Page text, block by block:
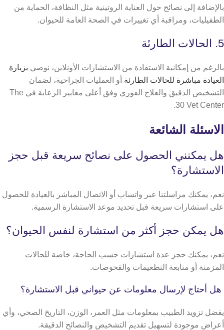
بالإضافة إلى نصائح حول العناية الروتينية مثل النظافة، الحماية من
الطفيليات، ومراقبة أي تغييرات في الصحة العامة للحيوان.
5. الحالات الطارئة
بالرغم من إمكانية الاستفادة من الاستشارات الأونلاين، نوصي بزيارة
العيادة مباشرة للحالات الطارئة أو العمليات الجراحية، لضمان
التشخيص الدقيق والعلاج الفوري وفق أعلى معايير الرعاية في The
30 Vet Center.
الاسئلة الشائعة
هل يمكنني الحصول على نصائح سريعة قبل حجز
الاستشارة؟
نعم، يمكنك مراسلتنا عبر واتساب أو الاتصال المباشر بالعيادة للحصول
على استشارات سريعة قبل تحديد موعد الاستشارة الرسمية.
هل يمكن حجز أكثر من استشارة لنفس الحيوان؟
نعم، يمكنك حجز عدة استشارات حسب الحاجة، خاصة للحالات
المزمنة أو متابعة التطعيمات والفحوصات.
هل أحتاج لإرسال معلومات عن حيواني قبل الاستشارة؟
يفضل تزويد الطبيب بمعلومات مثل العمر، الوزن، التاريخ الصحي، وأي
أعراض موجودة لتسهيل تقديم التشخيص والنصائح الدقيقة.